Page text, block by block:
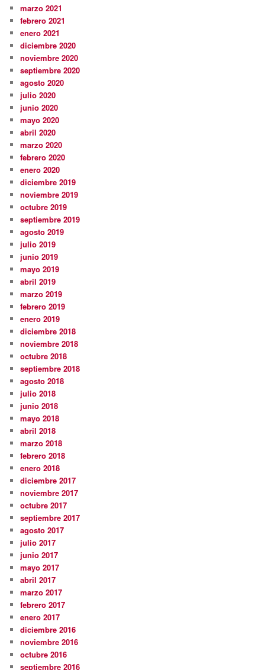
marzo 2021
febrero 2021
enero 2021
diciembre 2020
noviembre 2020
septiembre 2020
agosto 2020
julio 2020
junio 2020
mayo 2020
abril 2020
marzo 2020
febrero 2020
enero 2020
diciembre 2019
noviembre 2019
octubre 2019
septiembre 2019
agosto 2019
julio 2019
junio 2019
mayo 2019
abril 2019
marzo 2019
febrero 2019
enero 2019
diciembre 2018
noviembre 2018
octubre 2018
septiembre 2018
agosto 2018
julio 2018
junio 2018
mayo 2018
abril 2018
marzo 2018
febrero 2018
enero 2018
diciembre 2017
noviembre 2017
octubre 2017
septiembre 2017
agosto 2017
julio 2017
junio 2017
mayo 2017
abril 2017
marzo 2017
febrero 2017
enero 2017
diciembre 2016
noviembre 2016
octubre 2016
septiembre 2016